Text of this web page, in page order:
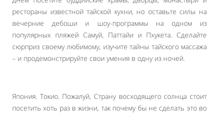
рестораны известной тайской кухни, но оставьте силы на
вечерние дебоши и шоу-программы на одном из
популярных пляжей Самуй, Паттайи и Пхукета. Сделайте
сюрприз своему любимому, изучите тайны тайского массажа
– и продемонстрируйте свои умения в одну из ночей.
Япония. Токио. Пожалуй, Страну восходящего солнца стоит
посетить хоть раз в жизни, так почему бы не сделать это во